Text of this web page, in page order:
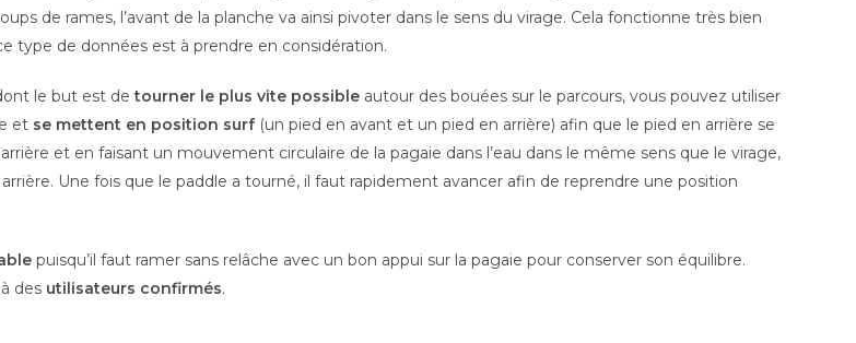
de rames, l’avant de la planche va ainsi pivoter dans le sens du virage. Cela fonctionne très bien
type de données est à prendre en considération.
le but est detourner le plus vite possible autour des bouées sur le parcours, vous pouvez utiliser
et se mettent en position surf(un pied en avant et un pied en arrière) afin que le pied en arrière se
et en faisant un mouvement circulaire de la pagaie dans l’eau dans le même sens que le virage,
Une fois que le paddle a tourné, il faut rapidement avancer afin de reprendre une position
puisqu’il faut ramer sans relâche avec un bon appui sur la pagaie pour conserver son équilibre.
des utilisateurs confirmés.